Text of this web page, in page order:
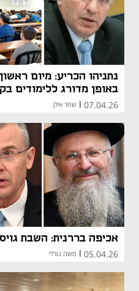
נתניהו הכריע: מיום
באופן מדורג ללימודים
07.04.26 שחר אילן
אכיפה בררנית: השבת
05.04.26 משה גורלי